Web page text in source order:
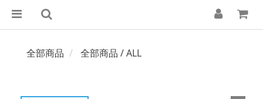
全部商品 全部商品 / ALL